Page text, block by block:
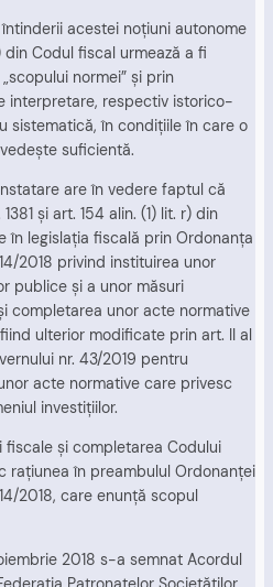
acestei noţiuni autonome
Codul fiscal urmează a fi
normei” şi prin
interpretare, respectiv istorico-
sistematică, în condiţiile în care o
suficientă.
are în vedere faptul că
şi art. 154 alin. (1) lit. r) din
în legislaţia fiscală prin Ordonanţa
2018 privind instituirea unor
publice şi a unor măsuri
completarea unor acte normative
ulterior modificate prin art. II al
nr. 43/2019 pentru
acte normative care privesc
investiţiilor.
şi completarea Codului
raţiunea în preambulul Ordonanţei
2018, care enunţă scopul
2018 s-a semnat Acordul